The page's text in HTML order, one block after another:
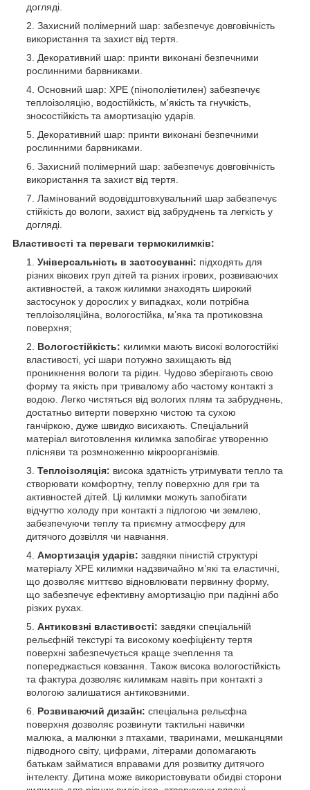
догляді.
Захисний полімерний шар: забезпечує довговічність
використання та захист від тертя.
Декоративний шар: принти виконані безпечними
рослинними барвниками.
Основний шар: ХРЕ (пінополіетилен) забезпечує
теплоізоляцію, водостійкість, м'якість та гнучкість,
зносостійкість та амортизацію ударів.
Декоративний шар: принти виконані безпечними
рослинними барвниками.
Захисний полімерний шар: забезпечує довговічність
використання та захист від тертя.
Ламінований водовідштовхувальний шар забезпечує
стійкість до вологи, захист від забруднень та легкість у
догляді.
Властивості та переваги термокилимків:
Універсальність в застосуванні: підходять для
різних вікових груп дітей та різних ігрових, розвиваючих
активностей, а також килимки знаходять широкий
застосунок у дорослих у випадках, коли потрібна
теплоізоляційна, вологостійка, м’яка та протиковзна
поверхня;
Вологостійкість: килимки мають високі вологостійкі
властивості, усі шари потужно захищають від
проникнення вологи та рідин. Чудово зберігають свою
форму та якість при тривалому або частому контакті з
водою. Легко чистяться від вологих плям та забруднень,
достатньо витерти поверхню чистою та сухою
ганчіркою, дуже швидко висихають. Спеціальний
матеріал виготовлення килимка запобігає утворенню
плісняви та розмноженню мікроорганізмів.
Теплоізоляція: висока здатність утримувати тепло та
створювати комфортну, теплу поверхню для гри та
активностей дітей. Ці килимки можуть запобігати
відчуттю холоду при контакті з підлогою чи землею,
забезпечуючи теплу та приємну атмосферу для
дитячого дозвілля чи навчання.
Амортизація ударів: завдяки пінистій структурі
матеріалу ХРЕ килимки надзвичайно м’які та еластичні,
що дозволяє миттєво відновлювати первинну форму,
що забезпечує ефективну амортизацію при падінні або
різких рухах.
Антиковзні властивості: завдяки спеціальній
рельєфній текстурі та високому коефіцієнту тертя
поверхні забезпечується краще зчеплення та
попереджається ковзання. Також висока вологостійкість
та фактура дозволяє килимкам навіть при контакті з
вологою залишатися антиковзними.
Розвиваючий дизайн: спеціальна рельєфна
поверхня дозволяє розвинути тактильні навички
малюка, а малюнки з птахами, тваринами, мешканцями
підводного світу, цифрами, літерами допомагають
батькам займатися вправами для розвитку дитячого
інтелекту. Дитина може використовувати обидві сторони